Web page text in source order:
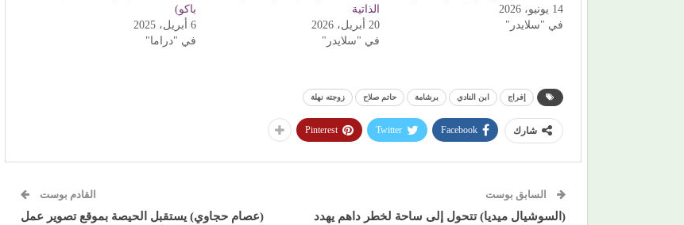
14 يونيو، 2026
في "سلايدر"
الذاتية
20 أبريل، 2026
في "سلايدر"
باكو)
6 أبريل، 2025
في "دراما"
إفراج ابن النادي برشامة حاتم صلاح زوجته نهلة
شارك Facebook
Twitter
Pinterest
السابق بوست
(السوشيال ميديا) تتحول إلى ساحة لخطر داهم يهدد
القادم بوست
(عصام حجاوي) يستقبل الحيصة بموقع تصوير عمل